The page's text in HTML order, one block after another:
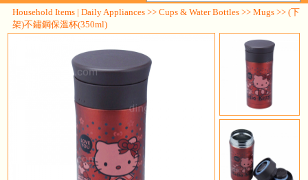
Household Items | Daily Appliances >> Cups & Water Bottles >> Mugs >> (下
架)不鏽鋼保溫杯(350ml)